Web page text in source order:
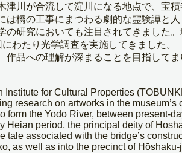
津川が合流して淀川になる地点で、宝
は橋の工事にまつわる劇的な霊験譚と
の研究においても注目されてきました
わたり光学調査を実施してきました。
品への理解が深まることを目指してま
Institute for Cultural Properties
research on artworks in the
form the Yodo River, between present-
Heian period, the principal deity of
tale associated with the bridge’s
as well as into the precinct of